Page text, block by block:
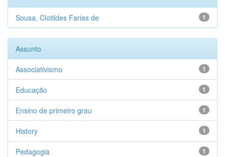
1
Sousa, Clotildes Farias de
Assunto
1
Associativismo
1
Educação
1
Ensino de primeiro grau
1
History
1
Pedagogia